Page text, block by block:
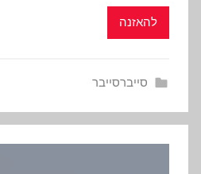
להאזנה
סייברסייבר